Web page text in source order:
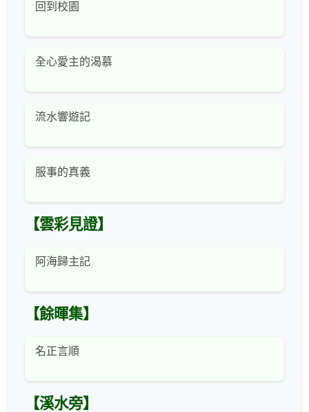
回到校園
全心愛主的渴慕
流水響遊記
服事的真義
【雲彩見證】
阿海歸主記
【餘暉集】
名正言順
【溪水旁】